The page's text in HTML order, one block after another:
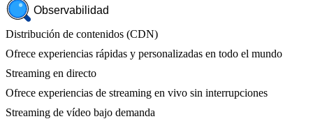
Observabilidad
Distribución de contenidos (CDN)
Ofrece experiencias rápidas y personalizadas en todo el mundo
Streaming en directo
Ofrece experiencias de streaming en vivo sin interrupciones
Streaming de vídeo bajo demanda